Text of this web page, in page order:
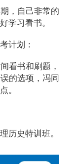
，自己非常的
学习看书。
计划：
看书和刷题，
的选项，冯同
。
历史特训班。